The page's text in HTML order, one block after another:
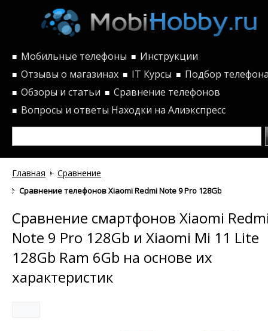
■ Мобильные телефоны ■ Инструкции
■ Отзывы о магазинах ■ IT Курсы ■ Подбор
■ Обзоры и статьи ■ Сравнение телефонов
■ Вопросы и ответы Находки на Алиэкспресс
Главная Сравнение
Сравнение телефонов Xiaomi Redmi Note 9 Pro 128Gb и Xiaomi
Сравнение смартфонов Xiaomi
Note 9 Pro 128Gb и Xiaomi Mi 11 Lite
128Gb Ram 6Gb на основе их
характеристик